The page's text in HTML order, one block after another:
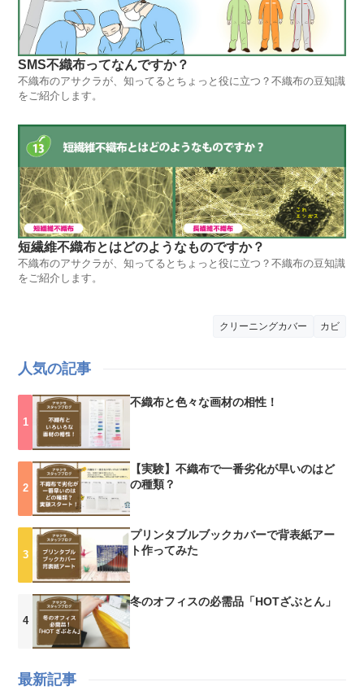
SMS不織布ってなんですか？
不織布のアサクラが、知ってるとちょっと役に立つ？不織布の豆知識
をご紹介します。
短繊維不織布とはどのようなものですか？
不織布のアサクラが、知ってるとちょっと役に立つ？不織布の豆知識
をご紹介します。
クリーニングカバー カビ
人気の記事
不織布と色々な画材の相性！
【実験】不織布で一番劣化が早いのはど
の種類？
プリンタブルブックカバーで背表紙アー
ト作ってみた
冬のオフィスの必需品「HOTざぶとん」
最新記事